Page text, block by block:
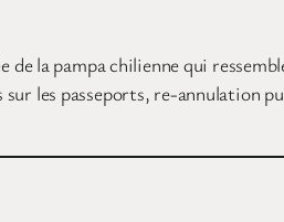
la pampa chilienne qui
les passeports, re-annulation